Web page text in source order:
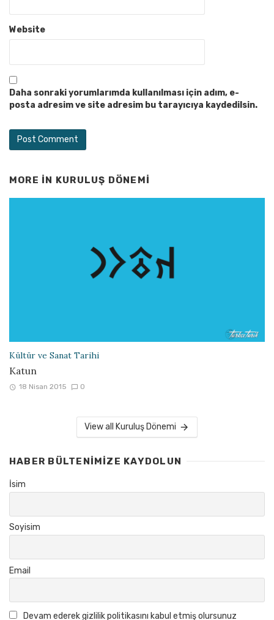
Website
Daha sonraki yorumlarımda kullanılması için adım, e-
posta adresim ve site adresim bu tarayıcıya kaydedilsin.
MORE IN KURULUŞ DÖNEMI
Kültür ve Sanat Tarihi
Katun
18 Nisan 2015 0
View all Kuruluş Dönemi
HABER BÜLTENIMIZE KAYDOLUN
İsim
Soyisim
Email
Devam ederek gizlilik politikasını kabul etmiş olursunuz